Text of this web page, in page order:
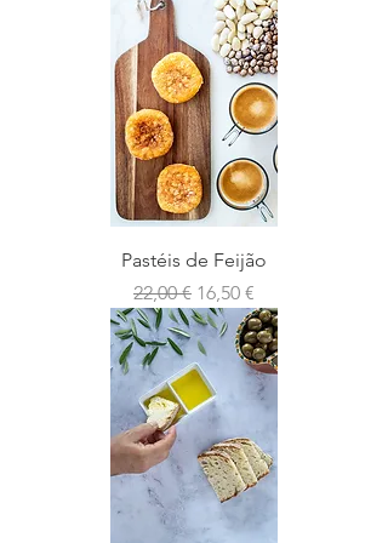
Pastéis de Feijão
Preço normal
22,00 € Preço promocional
16,50 €